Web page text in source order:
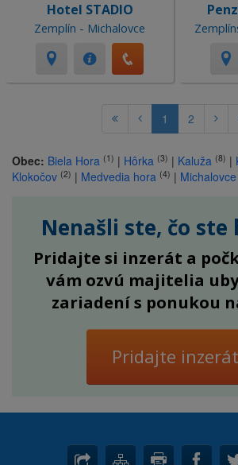
Hotel STADIO
Zemplín - Michalovce
1 2
Obec: Biela Hora (1) | Hôrka (3) | Kaluža (8) |
Klokočov (2) | Medvedia hora (4) | Michalovce
Nenašli ste, čo ste
Pridajte si inzerát a
vám ozvú majitelia
zariadení s ponukou
Pridajte